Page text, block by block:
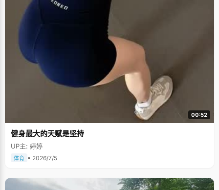
00:52
健身最大的天赋是坚持
UP主: 婷婷
体育 • 2026/7/5